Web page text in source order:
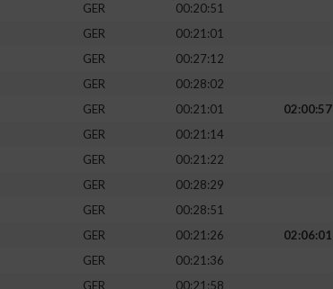
GER
00:20:51
GER
00:21:01
GER
00:27:12
GER
00:28:02
GER 00:21:01
02:00:57
GER
00:21:14
GER
00:21:22
GER
00:28:29
GER
00:28:51
GER 00:21:26
02:06:01
GER
00:21:36
GER
00:21:58